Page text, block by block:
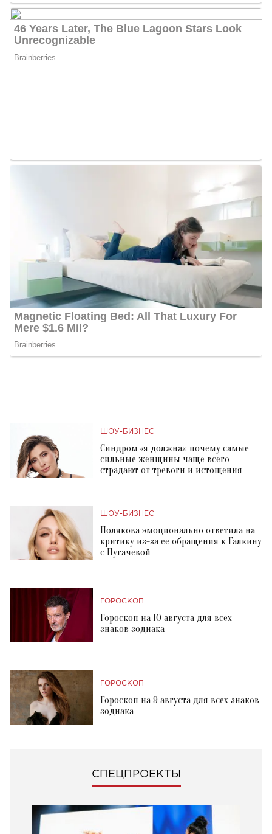
ШОУ-БИЗНЕС
Синдром «я должна»: почему самые
сильные женщины чаще всего
страдают от тревоги и истощения
ШОУ-БИЗНЕС
Полякова эмоционально ответила на
критику из-за ее обращения к Галкину
с Пугачевой
ГОРОСКОП
Гороскоп на 10 августа для всех
знаков зодиака
ГОРОСКОП
Гороскоп на 9 августа для всех знаков
зодиака
СПЕЦПРОЕКТЫ